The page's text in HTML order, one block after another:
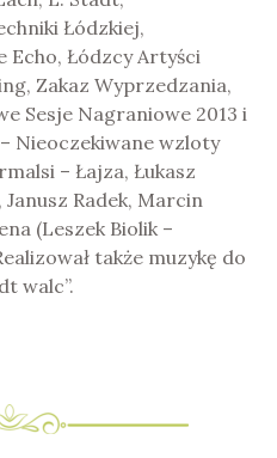
Łódzkiej,
Echo, Łódzcy Artyści
Zakaz Wyprzedzania,
Sesje Nagraniowe 2013 i
Nieoczekiwane wzloty
– Łajza, Łukasz
Radek, Marcin
(Leszek Biolik –
także muzykę do
walc”.